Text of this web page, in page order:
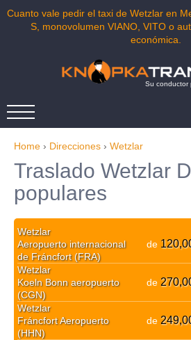
Cuanto vale pedir el taxi de Wetzlar en
S, monovolumen VIANO, VITO o
económica.
Su conductor
Home › Direcciones › Wetzlar
Traslado Wetzlar
populares
Wetzlar
Aeropuerto internacional
de Fráncfort (FRA)
de
Wetzlar
Koeln Bonn aeropuerto
(CGN)
de
Wetzlar
Fráncfort Aeropuerto
(HHN)
de